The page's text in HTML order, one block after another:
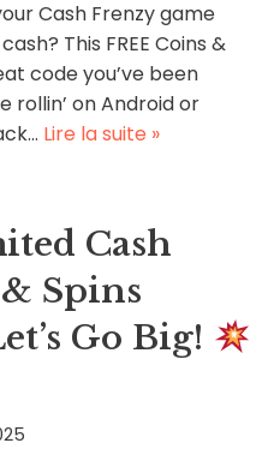
Cash Frenzy game
This FREE Coins &
code you’ve been
rollin’ on Android or
Lire la suite »
Cash
Spins
Go Big!